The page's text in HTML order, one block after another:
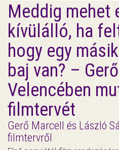
Meddig mehet
kívülálló, ha
hogy egy
baj van? –
Velencében
filmtervét
Gerő Marcell és László
filmtervről